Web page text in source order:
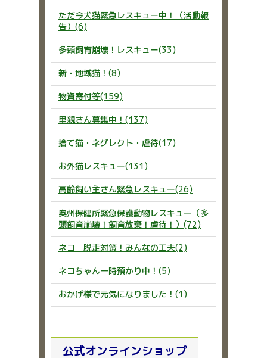
ただ今犬猫緊急レスキュー中！（活動報
告）(6)
多頭飼育崩壊！レスキュー(33)
新・地域猫！(8)
物資寄付等(159)
里親さん募集中！(137)
捨て猫・ネグレクト・虐待(17)
お外猫レスキュー(131)
高齢飼い主さん緊急レスキュー(26)
奥州保健所緊急保護動物レスキュー（多
頭飼育崩壊！飼育放棄！虐待！）(72)
ネコ 脱走対策！みんなの工夫(2)
ネコちゃん一時預かり中！(5)
おかげ様で元気になりました！(1)
公式オンラインショップ